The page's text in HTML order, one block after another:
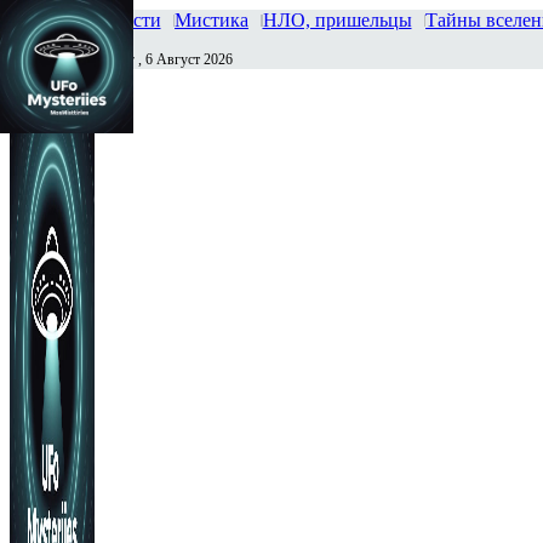
Главная Новости Мистика НЛО, пришельцы Тайны
Сегодня Четверг , 6 Август 2026